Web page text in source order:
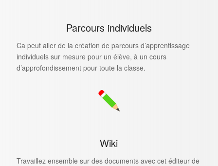
Parcours individuels
Ca peut aller de la création de parcours d’apprentissage
individuels sur mesure pour un élève, à un cours
d’approfondissement pour toute la classe.
Wiki
Travaillez ensemble sur des documents avec cet éditeur de